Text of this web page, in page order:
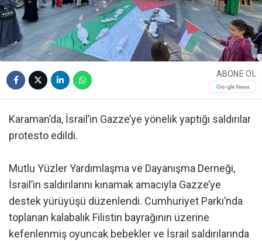
ABONE OL
Karaman’da, İsrail’in Gazze’ye yönelik yaptığı saldırılar
protesto edildi.
Mutlu Yüzler Yardımlaşma ve Dayanışma Derneği,
İsrail’in saldırılarını kınamak amacıyla Gazze’ye
destek yürüyüşü düzenlendi. Cumhuriyet Parkı’nda
toplanan kalabalık Filistin bayrağının üzerine
kefenlenmiş oyuncak bebekler ve İsrail saldırılarında